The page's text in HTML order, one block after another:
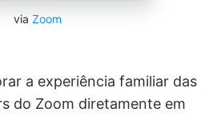
via Zoom
a experiência familiar das
do Zoom diretamente em